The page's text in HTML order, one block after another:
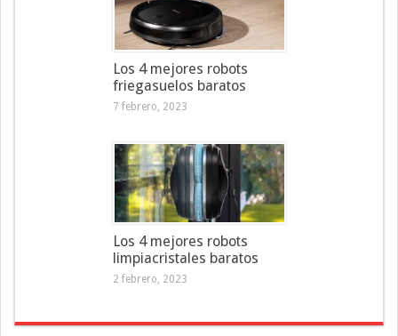
Los 4 mejores robots
friegasuelos baratos
7 febrero, 2023
Los 4 mejores robots
limpiacristales baratos
2 febrero, 2023